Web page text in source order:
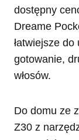
dostępny
Dreame
łatwiejsze do
gotowanie,
włosów.
Do domu ze
Z30 z